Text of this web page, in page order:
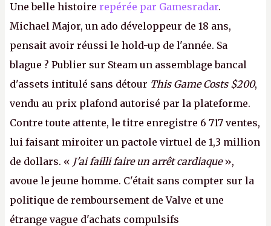
Une belle histoire repérée par Gamesradar.
Michael Major, un ado développeur de 18 ans,
pensait avoir réussi le hold-up de l'année. Sa
blague ? Publier sur Steam un assemblage bancal
d'assets intitulé sans détour This Game Costs $200,
vendu au prix plafond autorisé par la plateforme.
Contre toute attente, le titre enregistre 6 717 ventes,
lui faisant miroiter un pactole virtuel de 1,3 million
de dollars. « J'ai failli faire un arrêt cardiaque»,
avoue le jeune homme. C'était sans compter sur la
politique de remboursement de Valve et une
étrange vague d'achats compulsifs